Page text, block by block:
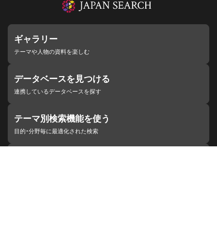
ギャラリー
テーマや人物の資料を楽しむ
データベースを見つける
連携しているデータベースを探す
テーマ別検索機能を使う
目的・分野毎に最適化された検索